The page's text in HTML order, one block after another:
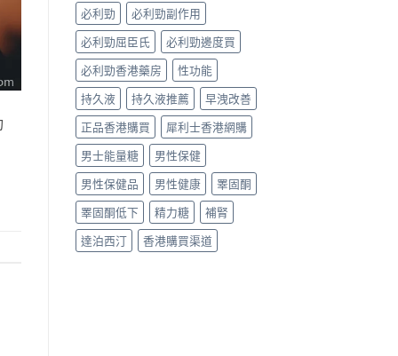
中
必利勁
必利勁副作用
必利勁屈臣氏
必利勁邊度買
必利勁香港藥房
性功能
持久液
持久液推薦
早洩改善
正品香港購買
犀利士香港網購
男士能量糖
男性保健
男性保健品
男性健康
睪固酮
睪固酮低下
精力糖
補腎
達泊西汀
香港購買渠道